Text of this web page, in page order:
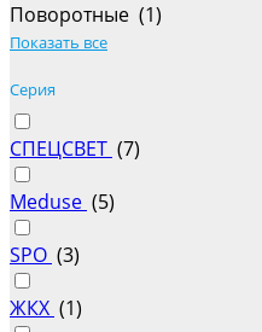
Поворотные (1)
Показать все
Серия
СПЕЦСВЕТ (7)
Meduse (5)
SPO (3)
ЖКХ (1)